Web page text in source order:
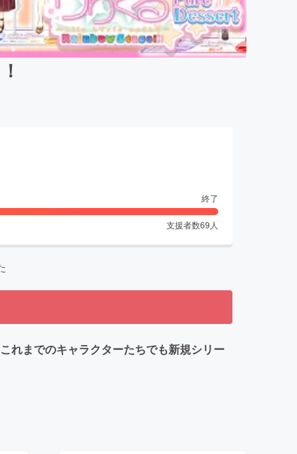
終了
支援者数69 人
れまでのキャラクターたちでも新規シリー